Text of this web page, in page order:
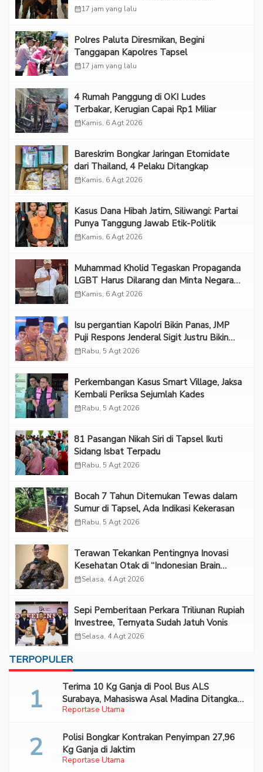
Kekerasan Seksual
calendar_month17 jam yang lalu
Polres Paluta Diresmikan, Begini
Tanggapan Kapolres Tapsel
calendar_month17 jam yang lalu
‎4 Rumah Panggung di OKI Ludes
Terbakar, Kerugian Capai Rp1 Miliar
calendar_monthKamis, 6 Agt 2026
Bareskrim Bongkar Jaringan Etomidate
dari Thailand, 4 Pelaku Ditangkap
calendar_monthKamis, 6 Agt 2026
Kasus Dana Hibah Jatim, Siliwangi: Partai
Punya Tanggung Jawab Etik-Politik
calendar_monthKamis, 6 Agt 2026
Muhammad Kholid Tegaskan Propaganda
LGBT Harus Dilarang dan Minta Negara
Melindungi Korban
calendar_monthKamis, 6 Agt 2026
Isu pergantian Kapolri Bikin Panas, JMP
Puji Respons Jenderal Sigit Justru Bikin
“Adem”
calendar_monthRabu, 5 Agt 2026
Perkembangan Kasus Smart Village, Jaksa
Kembali Periksa Sejumlah Kades
calendar_monthRabu, 5 Agt 2026
81 Pasangan Nikah Siri di Tapsel Ikuti
Sidang Isbat Terpadu
calendar_monthRabu, 5 Agt 2026
Bocah 7 Tahun Ditemukan Tewas dalam
Sumur di Tapsel, Ada Indikasi Kekerasan
calendar_monthRabu, 5 Agt 2026
Terawan Tekankan Pentingnya Inovasi
Kesehatan Otak di “Indonesian Brain
Forum 2026 UPN Veteran Jakarta”
calendar_monthSelasa, 4 Agt 2026
Sepi Pemberitaan Perkara Triliunan Rupiah
Investree, Ternyata Sudah Jatuh Vonis
calendar_monthSelasa, 4 Agt 2026
TERPOPULER
Reportase Utama
Terima 10 Kg Ganja di Pool Bus ALS
Surabaya, Mahasiswa Asal Madina Ditangkap
Bareskrim
Reportase Utama
Polisi Bongkar Kontrakan Penyimpan 27,96
Kg Ganja di Jaktim